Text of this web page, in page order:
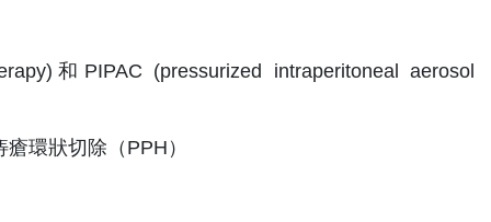
和PIPAC (pressurized intraperitoneal aerosol
環狀切除（PPH）